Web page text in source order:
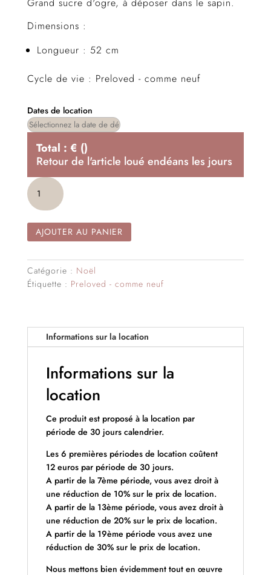
Dimensions :
Longueur : 52 cm
Cycle de vie : Preloved - comme neuf
Dates de location
Total : € ()
Retour de l'article loué endéans les jours
quantité
de
Sucre
d'orge
52AJOUTER AU PANIER
Catégorie : Noël
Étiquette : Preloved - comme neuf
Informations sur la location
Informations sur la
location
Ce produit est proposé à la location par
période de 30 jours calendrier.
Les 6 premières périodes de location coûtent
12 euros par période de 30 jours.
A partir de la 7ème période, vous avez droit à
une réduction de 10% sur le prix de location.
A partir de la 13ème période, vous avez droit à
une réduction de 20% sur le prix de location.
A partir de la 19ème période vous avez une
réduction de 30% sur le prix de location.
Nous mettons bien évidemment tout en œuvre